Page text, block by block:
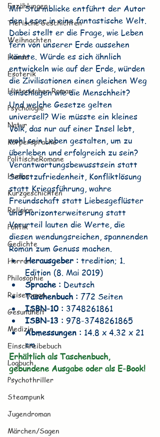
Erzählungen
Tierische Geschichten
Weihnachten
Hunde
Esoterik
Historischer Roman
Psychologie
Natur
Körpersprache
PolitischeRomane
Humor
Kurzgeschichten
Religion
Politik
Gedichte
Horror
Philosophie
Reiseroman
Gesundheit
Medizin
Einschreibebuch
Logbuch
Psychothriller
Steampunk
Jugendroman
Märchen/Sagen
Mit Sturmblicke entführt der Autor
den Leser in eine fantastische Welt.
Dabei stellt er die Frage, wie Leben
fern von unserer Erde aussehen
könnte. Würde es sich ähnlich
entwickeln wie auf der Erde, würden
die Zivilisationen einen gleichen Weg
einschlagen wie die Menschheit?
Und welche Gesetze gelten
universell? Wie müsste ein kleines
Volk, das nur auf einer Insel lebt,
wohl sein Leben gestalten, um zu
überleben und erfolgreich zu sein?
Verantwortungsbewusstsein statt
Selbstzufriedenheit, Konfliktlösung
statt Kriegsführung, wahre
Freundschaft statt Liebesgeflüster
und Horizonterweiterung statt
Vorurteil lauten die Werte, die
diesen wendungsreichen, spannenden
Roman zum Genuss machen.
Herausgeber : tredition; 1.
Edition (8. Mai 2019)
Sprache : Deutsch
Taschenbuch : 772 Seiten
ISBN-10 : 3748261861
ISBN-13 : 978-3748261865
Abmessungen : 14.8 x 4.32 x 21
cm
Erhältlich als Taschenbuch,
gebundene Ausgabe oder als E-Book!